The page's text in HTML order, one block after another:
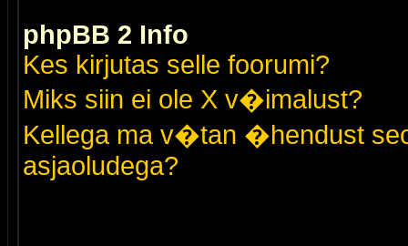
phpBB 2 Info
Kes kirjutas selle foorumi?
Miks siin ei ole X v�imalust?
Kellega ma v�tan �hendust
asjaoludega?